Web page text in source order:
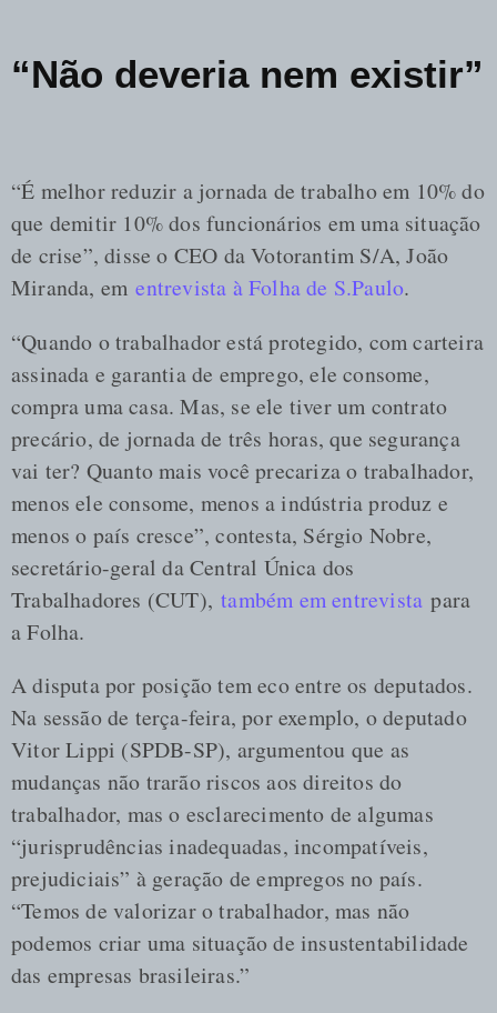
“Não deveria nem existir”
“É melhor reduzir a jornada de trabalho em 10% do
que demitir 10% dos funcionários em uma situação
de crise”, disse o CEO da Votorantim S/A, João
Miranda, ementrevista à Folha de S.Paulo.
“Quando o trabalhador está protegido, com carteira
assinada e garantia de emprego, ele consome,
compra uma casa. Mas, se ele tiver um contrato
precário, de jornada de três horas, que segurança
vai ter? Quanto mais você precariza o trabalhador,
menos ele consome, menos a indústria produz e
menos o país cresce”, contesta, Sérgio Nobre,
secretário-geral da Central Única dos
Trabalhadores (CUT), também em entrevista para
a Folha.
A disputa por posição tem eco entre os deputados.
Na sessão de terça-feira, por exemplo, o deputado
Vitor Lippi (SPDB-SP), argumentou que as
mudanças não trarão riscos aos direitos do
trabalhador, mas o esclarecimento de algumas
“jurisprudências inadequadas, incompatíveis,
prejudiciais” à geração de empregos no país.
“Temos de valorizar o trabalhador, mas não
podemos criar uma situação de insustentabilidade
das empresas brasileiras.”